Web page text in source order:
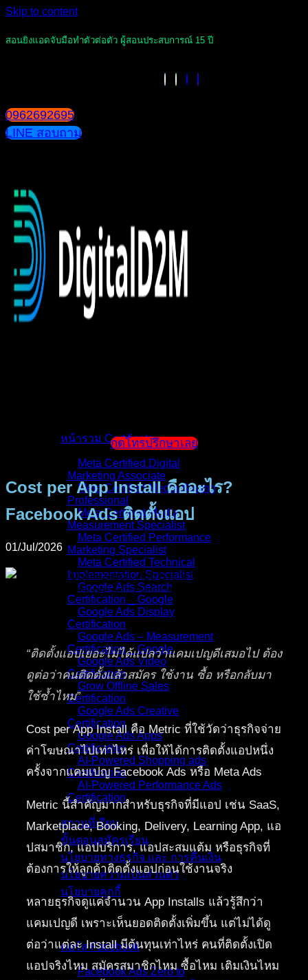
Skip to content
สอนยิงแอดจับมือทำตัวต่อตัว ผู้สอนประสบการณ์ 15 ปี
0962692695
LINE สอบถาม
หน้ารวม Certificate
Meta Certified Digital
Marketing Associate
Meta Certified Media Buying
Professional
Meta Certified Media
Measurement Specialist
Meta Certified Performance
Marketing Specialist
Meta Certified Technical
Implementation Specialist
Google Ads Search
Certification _ Google
Google Ads Display
Certification
Google Ads – Measurement
Certification _ Google
Google Ads Video
Certification
Grow Offline Sales
Certification
Google Ads Creative
Certification
Google Ads Apps
Certification
AI-Powered Shopping ads
Certification
AI-Powered Performance Ads
Certification
สถานที่เรียน
ขั้นตอนสมัครเรียน
นโยบายทางธุรกิจ และ การคืนเงิน
นโยบายความเป็นส่วนตัว
นโยบายคุกกี้
คอร์สทั้งหมด
คอร์ส Facebook
Facebook Ads Zero to
กดโทรปรึกษาเลย
Cost per App Install คืออะไร?
Facebook Ads ติดตั้งแอป
01/Jul/2026
“ติดตั้งแอปเยอะไม่ได้แปลว่าแคมเปญดีเสมอไป ต้อง
ดูต่อว่าคนติดตั้งแล้วสมัคร ใช้งาน ซื้อ หรือกลับมา
ใช้ซ้ำไหม”
Cost per App Install คือ Metric ที่ใช้วัดว่าธุรกิจจ่าย
ค่าโฆษณาไปเท่าไหร่ เพื่อให้ได้การติดตั้งแอปหนึ่ง
ครั้งจากแคมเปญ Facebook Ads หรือ Meta Ads
Metric นี้สำคัญมากสำหรับธุรกิจที่มีแอป เช่น SaaS,
Marketplace, Booking, Delivery, Learning App, แอ
ปสมาชิก, แอปบริการ, แอปสะสมแต้ม หรือธุรกิจที่
ต้องการให้ลูกค้าติดตั้งแอปก่อนใช้งานจริง
หลายธุรกิจดูแค่จำนวน App Installs แล้วรู้สึกว่า
แคมเปญดี เพราะเห็นยอดติดตั้งเพิ่มขึ้น แต่ไม่ได้ดู
ต่อว่าแต่ละ Install มีต้นทุนเท่าไหร่ คนที่ติดตั้งเปิด
แอปจริงไหม สมัครสมาชิกไหม ซื้อไหม เติมเงินไหม